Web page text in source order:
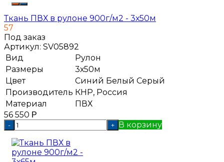
Ткань ПВХ в рулоне 900г/м2 - 3х50м
57
Под заказ
Артикул: SV05892
Вид
Рулон
Размеры
3х50м
Цвет
Синий Белый Серый
Производитель КНР, Россия
Материал
ПВХ
56 550 Р
- + В корзину